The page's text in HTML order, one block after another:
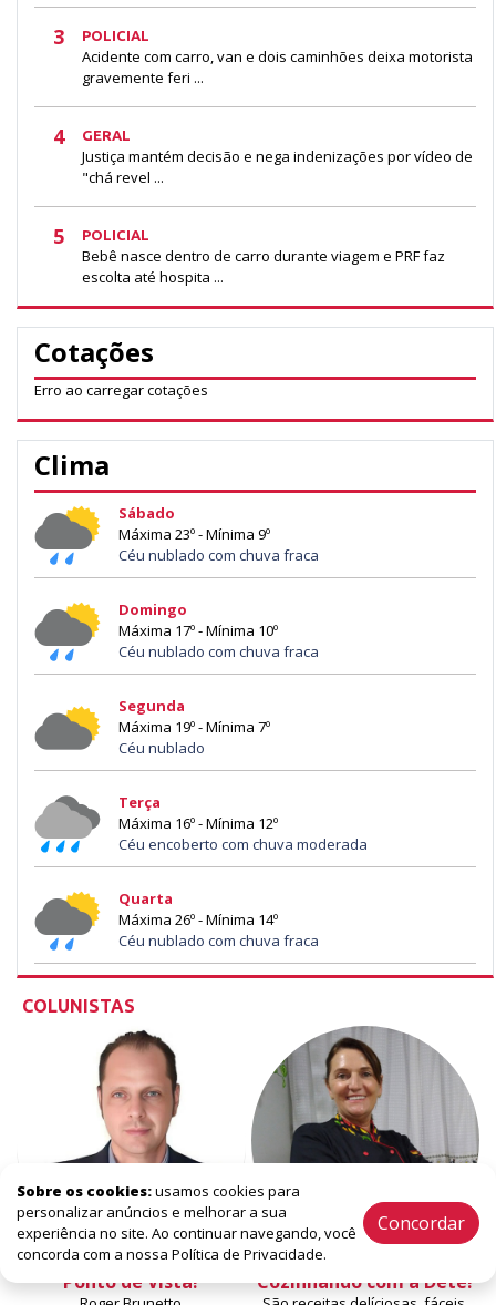
3 POLICIAL
Acidente com carro, van e dois caminhões deixa motorista
gravemente feri ...
4 GERAL
Justiça mantém decisão e nega indenizações por vídeo de
"chá revel ...
5 POLICIAL
Bebê nasce dentro de carro durante viagem e PRF faz
escolta até hospita ...
Cotações
Erro ao carregar cotações
Clima
Sábado
Máxima 23º - Mínima 9º
Céu nublado com chuva fraca
Domingo
Máxima 17º - Mínima 10º
Céu nublado com chuva fraca
Segunda
Máxima 19º - Mínima 7º
Céu nublado
Terça
Máxima 16º - Mínima 12º
Céu encoberto com chuva moderada
Quarta
Máxima 26º - Mínima 14º
Céu nublado com chuva fraca
COLUNISTAS
Ponto de Vista! Cozinhando com a Dete!
Sobre os cookies:usamos cookies para
personalizar anúncios e melhorar a sua
experiência no site. Ao continuar navegando, você
concorda com a nossa Política de Privacidade.
Concordar